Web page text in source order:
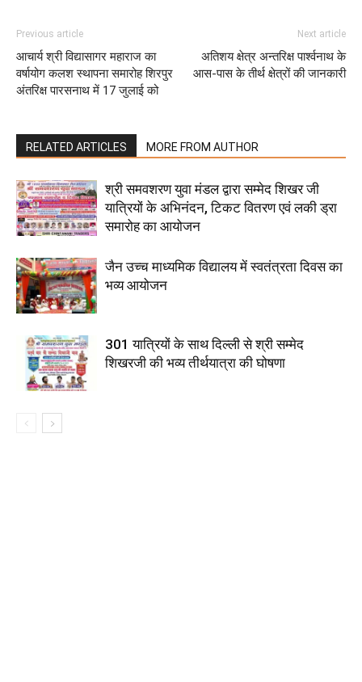
Previous article
आचार्य श्री विद्यासागर महाराज का
वर्षायोग कलश स्थापना समारोह शिरपुर
अंतरिक्ष पारसनाथ में 17 जुलाई को
Next article
अतिशय क्षेत्र अन्तरिक्ष पार्श्वनाथ के
आस-पास के तीर्थ क्षेत्रों की जानकारी
RELATED ARTICLES MORE FROM AUTHOR
श्री समवशरण युवा मंडल द्वारा सम्मेद शिखर जी
यात्रियों के अभिनंदन, टिकट वितरण एवं लकी ड्रा
समारोह का आयोजन
जैन उच्च माध्यमिक विद्यालय में स्वतंत्रता दिवस का
भव्य आयोजन
301 यात्रियों के साथ दिल्ली से श्री सम्मेद
शिखरजी की भव्य तीर्थयात्रा की घोषणा